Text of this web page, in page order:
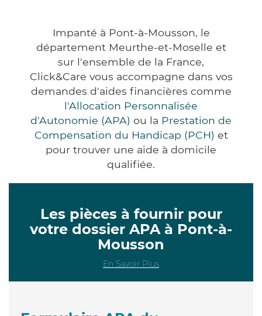
Impanté à Pont-à-Mousson, le
département Meurthe-et-Moselle et
sur l'ensemble de la France,
Click&Care vous accompagne dans vos
demandes d'aides financières comme
l'Allocation Personnalisée
d'Autonomie (APA) ou la Prestation de
Compensation du Handicap (PCH) et
pour trouver une aide à domicile
qualifiée.
Les pièces à fournir pour
votre dossier APA à Pont-à-
Mousson
En Savoir Plus